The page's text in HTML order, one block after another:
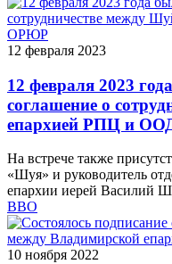
12 февраля 2023
12 февраля 2023
соглашение о
епархией РПЦ и
На встрече также
«Шуя» и руководитель
епархии иерей Василий
ВВО
10 ноября 2022